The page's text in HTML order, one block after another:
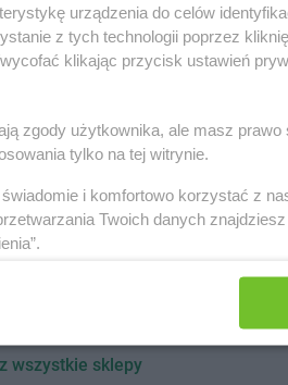
Bydgoszcz
Gniezno
Golina
Koło
wszystkie sklepy
urządzenia do celów
z tych technologii poprzez
klikając przycisk ustawień
zgody użytkownika, ale masz
tylko na tej witrynie.
i komfortowo korzystać z
Twoich danych